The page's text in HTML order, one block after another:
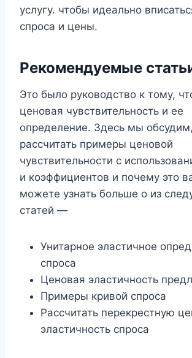
услугу. чтобы идеально
спроса и цены.
Рекомендуемые
Это было руководство к тому,
ценовая чувствительность и ее
определение. Здесь мы
рассчитать примеры ценовой
чувствительности с
и коэффициентов и почему это
можете узнать больше о из
статей —
Унитарное эластичное
спроса
Ценовая эластичность
Примеры кривой спроса
Рассчитать перекрестную
эластичность спроса